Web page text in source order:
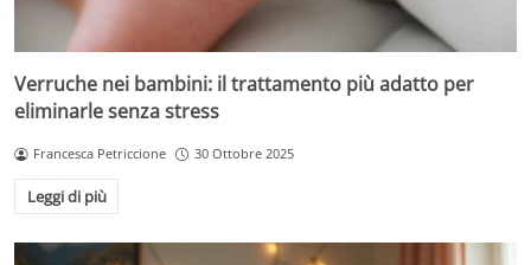
Verruche nei bambini: il trattamento più adatto per
eliminarle senza stress
Francesca Petriccione 30 Ottobre 2025
Leggi di più